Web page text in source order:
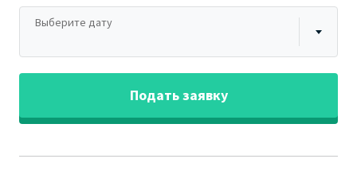
Выберите дату
Подать заявку